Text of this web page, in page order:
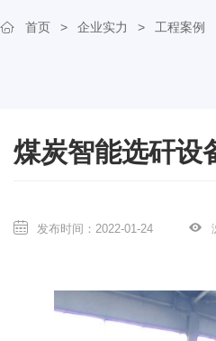
首页 > 企业实力 > 工程案例
煤炭智能选矸设
发布时间：2022-01-24